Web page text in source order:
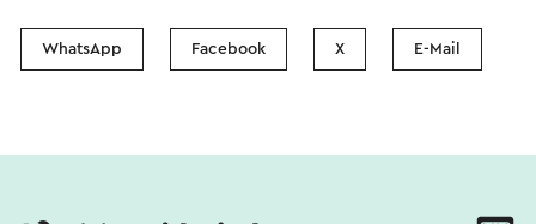
WhatsApp Facebook X E-Mail